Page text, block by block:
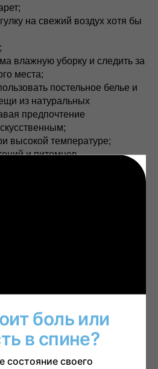
боль или
в спине?
состояние своего
на свежий воздух хотя бы
влажную уборку и следить за
места;
постельное белье и
из натуральных
предпочтение
высокой температуре;
и питомцев.
которое,